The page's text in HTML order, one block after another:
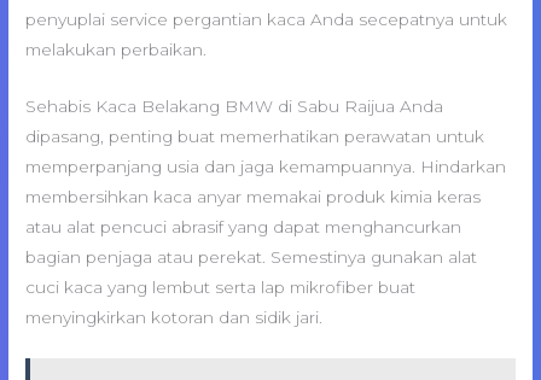
penyuplai service pergantian kaca Anda secepatnya untuk
melakukan perbaikan.
Sehabis Kaca Belakang BMW di Sabu Raijua Anda
dipasang, penting buat memerhatikan perawatan untuk
memperpanjang usia dan jaga kemampuannya. Hindarkan
membersihkan kaca anyar memakai produk kimia keras
atau alat pencuci abrasif yang dapat menghancurkan
bagian penjaga atau perekat. Semestinya gunakan alat
cuci kaca yang lembut serta lap mikrofiber buat
menyingkirkan kotoran dan sidik jari.